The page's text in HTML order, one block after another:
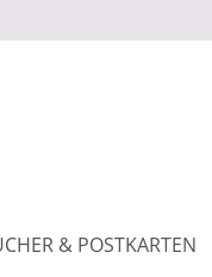
& POSTKARTEN